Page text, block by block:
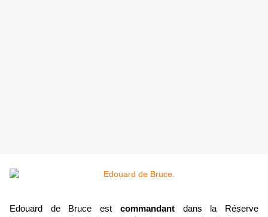
Edouard de Bruce est commandantdans la Réserve